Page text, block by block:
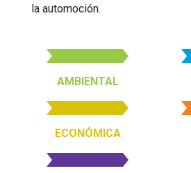
la automoción.
AMBIENTAL
ECONÓMICA